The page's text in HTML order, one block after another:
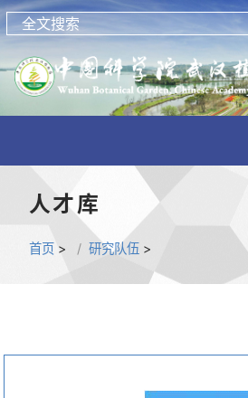
人才库
首页 > 研究队伍 >